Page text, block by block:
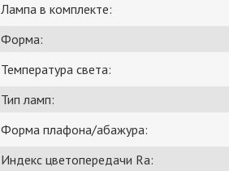
Лампа в комплекте:
Форма:
Температура света:
Тип ламп:
Форма плафона/абажура:
Индекс цветопередачи Ra: